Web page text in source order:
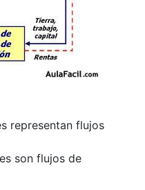
representan flujos
son flujos de